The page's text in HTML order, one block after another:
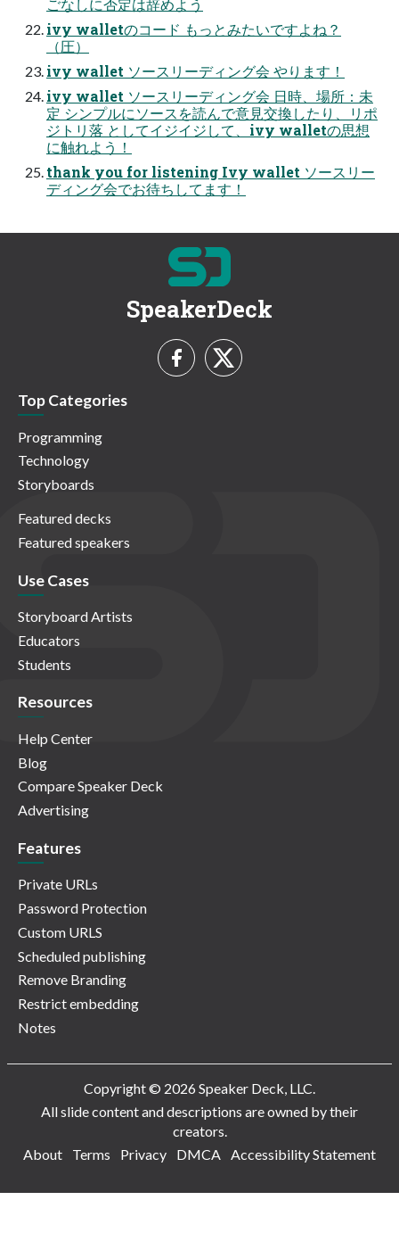
ごなしに否定は辞めよう
ivy walletのコード もっとみたいですよね？
（圧）
ivy wallet ソースリーディング会 やります！
ivy wallet ソースリーディング会 日時、場所：未
定 シンプルにソースを読んで意見交換したり、リポ
ジトリ落 としてイジイジして、ivy walletの思想
に触れよう！
thank you for listening Ivy wallet ソースリー
ディング会でお待ちしてます！
SpeakerDeck
Top Categories
Programming
Technology
Storyboards
Featured decks
Featured speakers
Use Cases
Storyboard Artists
Educators
Students
Resources
Help Center
Blog
Compare Speaker Deck
Advertising
Features
Private URLs
Password Protection
Custom URLS
Scheduled publishing
Remove Branding
Restrict embedding
Notes
Copyright © 2026 Speaker Deck, LLC.
All slide content and descriptions are owned by their
creators.
About
Terms Privacy DMCA Accessibility Statement